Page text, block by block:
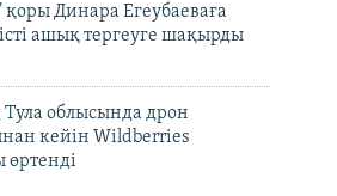
қоры Динара Егеубаеваға
ашық тергеуге шақырды
Тула облысында дрон
кейін Wildberries
өртенді